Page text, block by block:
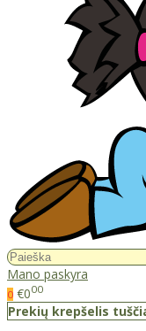
Mano paskyra
0 €000
Prekių krepšelis